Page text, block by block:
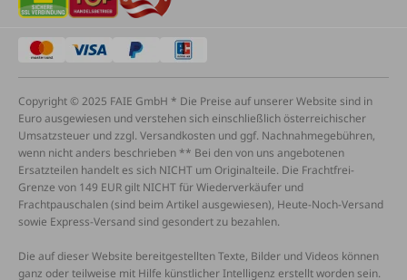
Copyright © 2025 FAIE GmbH * Die Preise auf unserer Website sind in
Euro ausgewiesen und verstehen sich einschließlich österreichischer
Umsatzsteuer und zzgl. Versandkosten und ggf. Nachnahmegebühren,
wenn nicht anders beschrieben ** Bei den von uns angebotenen
Ersatzteilen handelt es sich NICHT um Originalteile. Die Frachtfrei-
Grenze von 149 EUR gilt NICHT für Wiederverkäufer und
Frachtpauschalen (sind beim Artikel ausgewiesen), Heute-Noch-Versand
sowie Express-Versand sind gesondert zu bezahlen.
Die auf dieser Website bereitgestellten Texte, Bilder und Videos können
ganz oder teilweise mit Hilfe künstlicher Intelligenz erstellt worden sein.